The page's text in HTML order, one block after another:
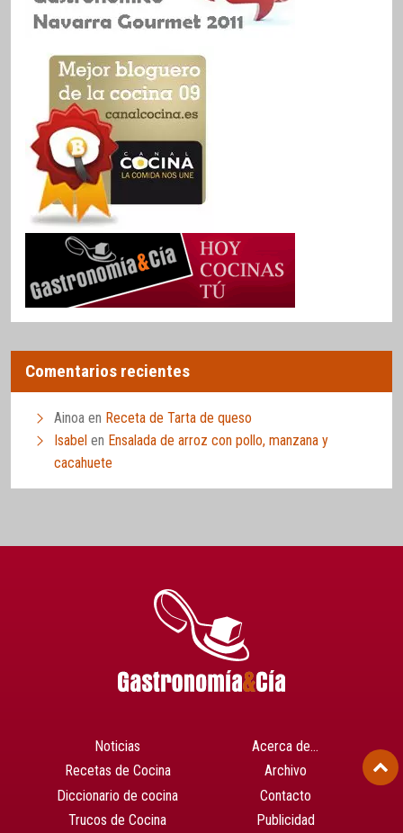
Comentarios recientes
Ainoa en Receta de Tarta de queso
Isabel en Ensalada de arroz con pollo, manzana y
cacahuete
Noticias
Recetas de Cocina
Diccionario de cocina
Trucos de Cocina
Acerca de…
Archivo
Contacto
Publicidad